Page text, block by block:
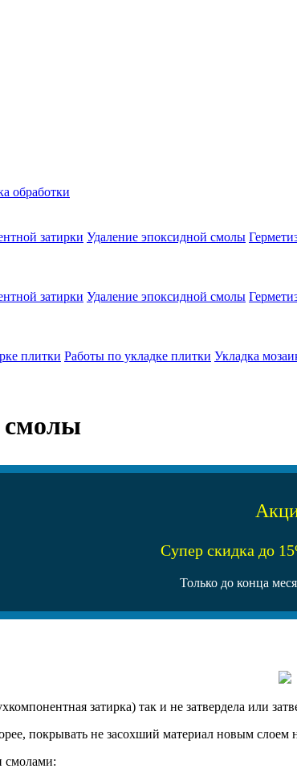
обработки
затирки Удаление эпоксидной смолы
затирки Удаление эпоксидной смолы
плитки Работы по укладке плитки Укладка
смолы
Супер скидка до
Только до конца
затирка) так и не затвердела или
покрывать не засохший материал новым слоем
смолами: